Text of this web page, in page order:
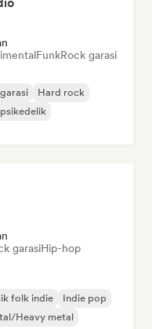
FunkRock garasi
Hard rock
garasiHip-hop
folk indie
Indie pop
Heavy metal